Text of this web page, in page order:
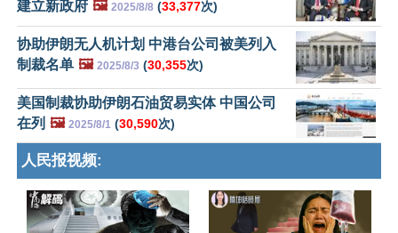
建立新政府 🖼️ 2025/8/8 (33,377次)
协助伊朗无人机计划 中港台公司被美列入
制裁名单 🖼️ 2025/8/3 (30,355次)
美国制裁协助伊朗石油贸易实体 中国公司
在列 🖼️ 2025/8/1 (30,590次)
人民报视频: